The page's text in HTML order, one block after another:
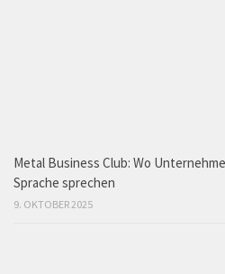
Metal Business Club: Wo
Sprache sprechen
9. OKTOBER 2025